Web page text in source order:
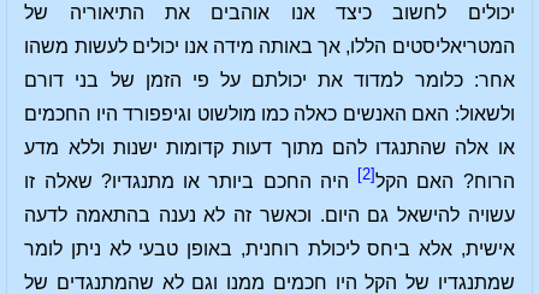
יכולים לחשוב כיצד אנו אוהבים את התיאוריה של
המטריאליסטים הללו, אך באותה מידה אנו יכולים לעשות משהו
אחר: כלומר למדוד את יכולתם על פי הזמן של בני דורם
ולשאול: האם האנשים כאלה כמו מולשוט וגיפפורד היו החכמים
או אלה שהתנגדו להם מתוך דעות קדומות ישנות וללא מדע
הרוח? האם הקל[2]
היה החכם ביותר או מתנגדיו? שאלה זו
עשויה להישאל גם היום. וכאשר זה לא נענה בהתאמה לדעה
אישית, אלא ביחס ליכולת רוחנית, באופן טבעי לא ניתן לומר
שמתנגדיו של הקל היו חכמים ממנו וגם לא שהמתנגדים של